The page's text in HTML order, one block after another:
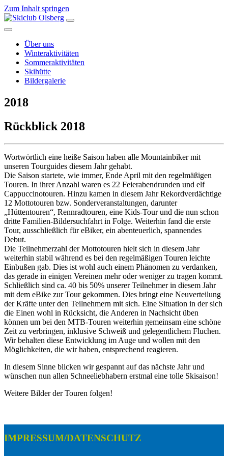
Zum Inhalt springen
Hauptnavigation
Über uns
Winteraktivitäten
Sommeraktivitäten
Skihütte
Bildergalerie
2018
Rückblick 2018
Wortwörtlich eine heiße Saison haben alle Mountainbiker mit
unseren Tourguides diesem Jahr gehabt.
Die Saison startete, wie immer, Ende April mit den regelmäßigen
Touren. In ihrer Anzahl waren es 22 Feierabendrunden und elf
Cappuccinotouren. Hinzu kamen in diesem Jahr Rekordverdächtige
12 Mottotouren bzw. Sonderveranstaltungen, darunter
„Hüttentouren“, Rennradtouren, eine Kids-Tour und die nun schon
dritte Familien-Bildersuchfahrt in Folge. Weiterhin fand die erste
Tour, ausschließlich für eBiker, ein abenteuerlich, spannendes
Debut.
Die Teilnehmerzahl der Mottotouren hielt sich in diesem Jahr
weiterhin stabil während es bei den regelmäßigen Touren leichte
Einbußen gab. Dies ist wohl auch einem Phänomen zu verdanken,
das gerade in einigen Vereinen mehr oder weniger zu tragen kommt.
Schließlich sind ca. 40 bis 50% unserer Teilnehmer in diesem Jahr
mit dem eBike zur Tour gekommen. Dies bringt eine Neuverteilung
der Kräfte unter den Teilnehmern mit sich. Eine Situation in der sich
die Einen wohl in Rücksicht, die Anderen in Nachsicht üben
können um bei den MTB-Touren weiterhin gemeinsam eine schöne
Zeit zu verbringen, inklusive Schweiß und gelegentlichem Fluchen.
Wir behalten diese Entwicklung im Auge und wollen mit den
Möglichkeiten, die wir haben, entsprechend reagieren.
In diesem Sinne blicken wir gespannt auf das nächste Jahr und
wünschen nun allen Schneeliebhabern erstmal eine tolle Skisaison!
Weitere Bilder der Touren folgen!
IMPRESSUM/DATENSCHUTZ